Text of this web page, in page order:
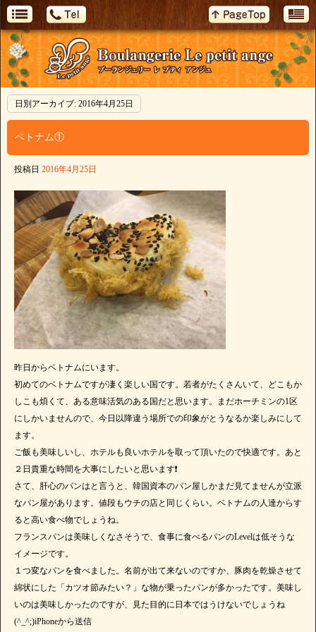
日別アーカイブ: 2016年4月25日
ベトナム①
投稿日 2016年4月25日
昨日からベトナムにいます。
初めてのベトナムですが凄く楽しい国です。若者がたくさんいて、どこもか
しこも煩くて、ある意味活気のある国だと思います。まだホーチミンの1区
にしかいませんので、今日以降違う場所での印象がとうなるか楽しみにして
ます。
ご飯も美味しいし、ホテルも良いホテルを取って頂いたので快適です。あと
２日貴重な時間を大事にしたいと思います❗️
さて、肝心のパンはと言うと、韓国資本のパン屋しかまだ見てませんが立派
なパン屋があります。値段もウチの店と同じくらい。ベトナムの人達からす
ると高い食べ物でしょうね。
フランスパンは美味しくなさそうで、食事に食べるパンのLevelは低そうな
イメージです。
１つ変なパンを食べました。名前が出て来ないのですか、豚肉を乾燥させて
綿状にした「カツオ節みたい？」な物が乗ったパンが多かったです。美味し
いのは美味しかったのですが、見た目的に日本ではうけないでしょうね
(^_^;)iPhoneから送信